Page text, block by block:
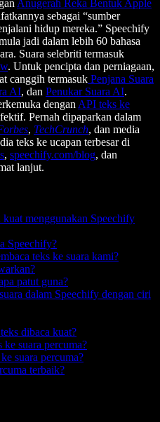
Anugerah Reka Bentuk Apple
sebagai “sumber
hidup mereka.” Speechify
jadi dalam lebih 60 bahasa
Suara selebriti termasuk
. Untuk pencipta dan perniagaan,
canggih termasuk Penjana Suara
AI, dan Penukar Suara AI.
dengan API teks ke
Pernah dipaparkan dalam
, TechCrunch, dan media
teks ke ucapan terbesar di
, speechify.com/blog, dan
lanjut.
kuat menggunakan Speechify
Speechify?
teks ke suara kami?
patut guna?
dalam Speechify dengan ciri
dibaca kuat?
ke suara percuma?
suara percuma?
terbaik?